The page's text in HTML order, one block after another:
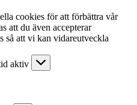
cookies för att förbättra vår
att du även accepterar
så att vi kan vidareutveckla
aktiv